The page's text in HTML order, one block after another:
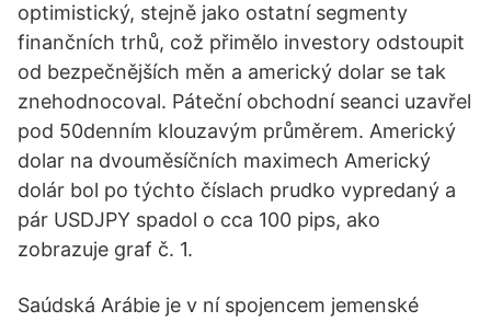
optimistický, stejně jako ostatní segmenty
finančních trhů, což přimělo investory odstoupit
od bezpečnějších měn a americký dolar se tak
znehodnocoval. Páteční obchodní seanci uzavřel
pod 50denním klouzavým průměrem. Americký
dolar na dvouměsíčních maximech Americký
dolár bol po týchto číslach prudko vypredaný a
pár USDJPY spadol o cca 100 pips, ako
zobrazuje graf č. 1.
Saúdská Arábie je v ní spojencem jemenské